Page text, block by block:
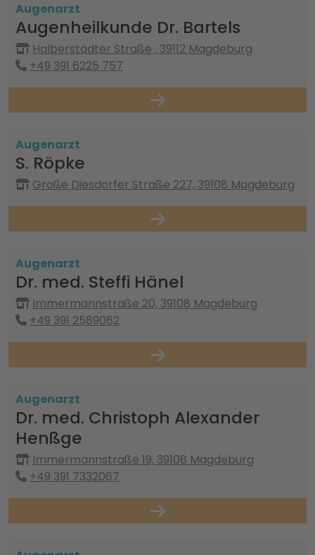
Augenarzt
Augenheilkunde Dr. Bartels
Halberstädter Straße , 39112 Magdeburg
+49 391 6225 757
Augenarzt
S. Röpke
Große Diesdorfer Straße 227, 39108 Magdeburg
Augenarzt
Dr. med. Steffi Hänel
Immermannstraße 20, 39108 Magdeburg
+49 391 2589082
Augenarzt
Dr. med. Christoph Alexander
Henßge
Immermannstraße 19, 39108 Magdeburg
+49 391 7332067